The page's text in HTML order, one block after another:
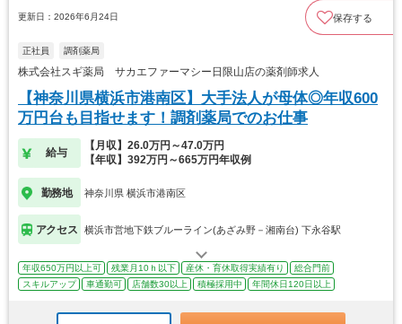
更新日：2026年6月24日 保存する
正社員 調剤薬局
株式会社スギ薬局 サカエファーマシー日限山店の薬剤師求人
【神奈川県横浜市港南区】大手法人が母体◎年収600
万円台も目指せます！調剤薬局でのお仕事
給与
【月収】26.0万円～47.0万円
【年収】392万円～665万円年収例
勤務地 神奈川県 横浜市港南区
アクセス 横浜市営地下鉄ブルーライン(あざみ野－湘南台) 下永谷駅
年収650万円以上可 残業月10ｈ以下 産休・育休取得実績有り
総合門前
スキルアップ
車通勤可 店舗数30以上 積極採用中 年間休日120日以上